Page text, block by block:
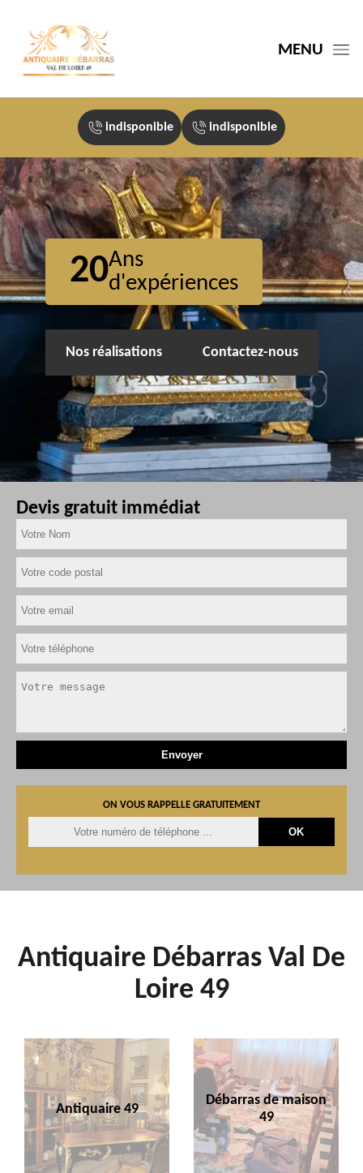
MENU
indisponible indisponible
20Ans
d'expériences
Nos réalisations Contactez-nous
Devis gratuit immédiat
ON VOUS RAPPELLE GRATUITEMENT
Antiquaire Débarras Val De
Loire 49
Antiquaire 49
Débarras de maison
49